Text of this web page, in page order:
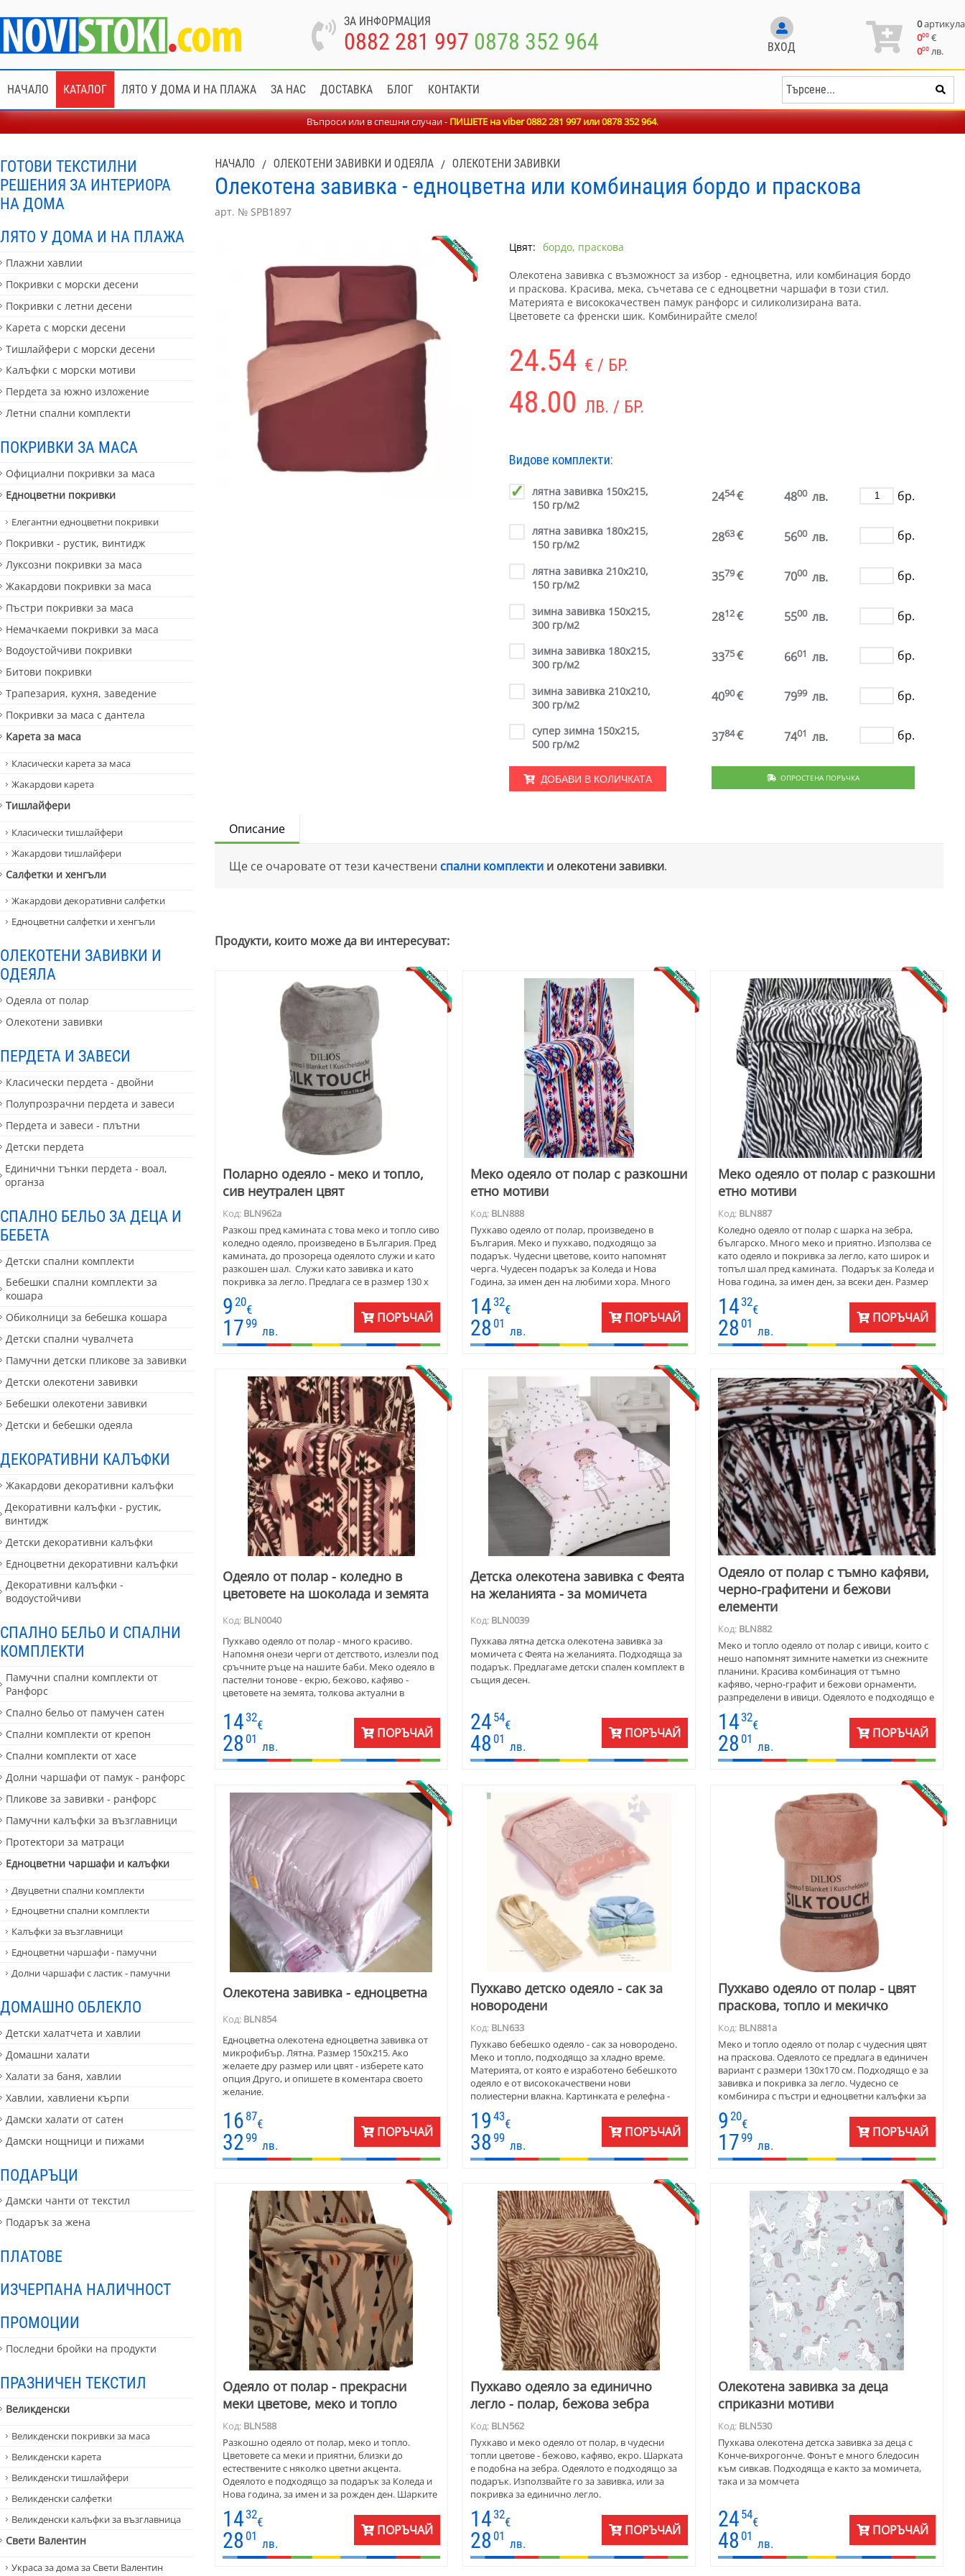
ЗА ИНФОРМАЦИЯ
0882 281 997 0878 352 964 ВХОД
0артикула
000 €
000 лв.
НАЧАЛО КАТАЛОГ ЛЯТО У ДОМА И НА ПЛАЖА ЗА НАС ДОСТАВКА БЛОГ КОНТАКТИ
Въпроси или в спешни случаи -ПИШЕТЕ на viber 0882 281 997 или0878 352 964.
ГОТОВИ ТЕКСТИЛНИ
РЕШЕНИЯ ЗА ИНТЕРИОРА
НА ДОМА
ЛЯТО У ДОМА И НА ПЛАЖА
Плажни хавлии
Покривки с морски десени
Покривки с летни десени
Карета с морски десени
Тишлайфери с морски десени
Калъфки с морски мотиви
Пердета за южно изложение
Летни спални комплекти
ПОКРИВКИ ЗА МАСА
Официални покривки за маса
Едноцветни покривки
Елегантни едноцветни покривки
Покривки - рустик, винтидж
Луксозни покривки за маса
Жакардови покривки за маса
Пъстри покривки за маса
Немачкаеми покривки за маса
Водоустойчиви покривки
Битови покривки
Трапезария, кухня, заведение
Покривки за маса с дантела
Карета за маса
Класически карета за маса
Жакардови карета
Тишлайфери
Класически тишлайфери
Жакардови тишлайфери
Салфетки и хенгъли
Жакардови декоративни салфетки
Едноцветни салфетки и хенгъли
ОЛЕКОТЕНИ ЗАВИВКИ И
ОДЕЯЛА
Одеяла от полар
Олекотени завивки
ПЕРДЕТА И ЗАВЕСИ
Класически пердета - двойни
Полупрозрачни пердета и завеси
Пердета и завеси - плътни
Детски пердета
Единични тънки пердета - воал,
органза
СПАЛНО БЕЛЬО ЗА ДЕЦА И
БЕБЕТА
Детски спални комплекти
Бебешки спални комплекти за
кошара
Обиколници за бебешка кошара
Детски спални чувалчета
Памучни детски пликове за завивки
Детски олекотени завивки
Бебешки олекотени завивки
Детски и бебешки одеяла
ДЕКОРАТИВНИ КАЛЪФКИ
Жакардови декоративни калъфки
Декоративни калъфки - рустик,
винтидж
Детски декоративни калъфки
Едноцветни декоративни калъфки
Декоративни калъфки -
водоустойчиви
СПАЛНО БЕЛЬО И СПАЛНИ
КОМПЛЕКТИ
Памучни спални комплекти от
Ранфорс
Спално бельо от памучен сатен
Спални комплекти от крепон
Спални комплекти от хасе
Долни чаршафи от памук - ранфорс
Пликове за завивки - ранфорс
Памучни калъфки за възглавници
Протектори за матраци
Едноцветни чаршафи и калъфки
Двуцветни спални комплекти
Едноцветни спални комплекти
Калъфки за възглавници
Едноцветни чаршафи - памучни
Долни чаршафи с ластик - памучни
ДОМАШНО ОБЛЕКЛО
Детски халатчета и хавлии
Домашни халати
Халати за баня, хавлии
Хавлии, хавлиени кърпи
Дамски халати от сатен
Дамски нощници и пижами
ПОДАРЪЦИ
Дамски чанти от текстил
Подарък за жена
ПЛАТОВЕ
ИЗЧЕРПАНА НАЛИЧНОСТ
ПРОМОЦИИ
Последни бройки на продукти
ПРАЗНИЧЕН ТЕКСТИЛ
Великденски
Великденски покривки за маса
Великденски карета
Великденски тишлайфери
Великденски салфетки
Великденски калъфки за възглавница
Свети Валентин
Украса за дома за Свети Валентин
НАЧАЛО / ОЛЕКОТЕНИ ЗАВИВКИ И ОДЕЯЛА / ОЛЕКОТЕНИ ЗАВИВКИ
Олекотена завивка - едноцветна или комбинация бордо и праскова
арт. № SPB1897
Цвят: бордо, праскова
Олекотена завивка с възможност за избор - едноцветна, или комбинация бордо
и праскова. Красива, мека, съчетава се с едноцветни чаршафи в този стил.
Материята е висококачествен памук ранфорс и силиколизирана вата.
Цветовете са френски шик. Комбинирайте смело!
24.54 € / БР.
48.00 ЛВ. / БР.
Видове комплекти:
лятна завивка 150х215,
150 гр/м2
2454€ 4800 лв. бр.
лятна завивка 180х215,
150 гр/м2
2863€ 5600 лв. бр.
лятна завивка 210х210,
150 гр/м2
3579€ 7000 лв. бр.
зимна завивка 150х215,
300 гр/м2
2812€ 5500 лв. бр.
зимна завивка 180х215,
300 гр/м2
3375€ 6601 лв. бр.
зимна завивка 210х210,
300 гр/м2
4090€ 7999 лв. бр.
супер зимна 150х215,
500 гр/м2
3784€ 7401 лв. бр.
ДОБАВИ В КОЛИЧКАТА ОПРОСТЕНА ПОРЪЧКА
Описание
Ще се очаровате от тези качествени спални комплектии олекотени завивки.
Продукти, които може да ви интересуват:
Поларно одеяло - меко и топло,
сив неутрален цвят
Код: BLN962a
Разкош пред камината с това меко и топло сиво
коледно одеяло, произведено в България. Пред
камината, до прозореца одеялото служи и като
разкошен шал. Служи като завивка и като
покривка за легло. Предлага се в размер 130 х
170 см
9 20
€
1799
лв.
ПОРЪЧАЙ
Меко одеяло от полар с разкошни
етно мотиви
Код: BLN888
Пухкаво одеяло от полар, произведено в
България. Меко и пухкаво, подходящо за
подарък. Чудесни цветове, които напомнят
черга. Чудесен подарък за Коледа и Нова
Година, за имен ден на любими хора. Много
приятно на допир. Използва се като одеяло и
покривка за легло, като широк и топъл шал
пред камината. Подарък за Коледа и Нова
година, за имен ден, за всеки ден. Размер 150 х
180 см.
14 32
€
28 01
лв.
ПОРЪЧАЙ
Меко одеяло от полар с разкошни
етно мотиви
Код: BLN887
Коледно одеяло от полар с шарка на зебра,
българско. Много меко и приятно. Използва се
като одеяло и покривка за легло, като широк и
топъл шал пред камината. Подарък за Коледа и
Нова година, за имен ден, за всеки ден. Размер
150 х 180 см.
14 32
€
28 01
лв.
ПОРЪЧАЙ
Одеяло от полар - коледно в
цветовете на шоколада и земята
Код: BLN0040
Пухкаво одеяло от полар - много красиво.
Напомня онези черги от детството, излезли под
сръчните ръце на нашите баби. Меко одеяло в
пастелни тонове - екрю, бежово, кафяво -
цветовете на земята, толкова актуални в
14 32
€
28 01
лв.
ПОРЪЧАЙ
Детска олекотена завивка с Феята
на желанията - за момичета
Код: BLN0039
Пухкава лятна детска олекотена завивка за
момичета с Феята на желанията. Подходяща за
подарък. Предлагаме детски спален комплект в
същия десен.
24 54
€
48 01
лв.
ПОРЪЧАЙ
Одеяло от полар с тъмно кафяви,
черно-графитени и бежови
елементи
Код: BLN882
Меко и топло одеяло от полар с ивици, които с
нешо напомнят зимните наметки из снежните
планини. Красива комбинация от тъмно
кафяво, черно-графит и бежови орнаменти,
разпределени в ивици. Одеялото е подходящо е
за завивка и покривка за легло. Размерите са
150 х 180 см.
14 32
€
28 01
лв.
ПОРЪЧАЙ
Олекотена завивка - едноцветна
Код: BLN854
Едноцветна олекотена едноцветна завивка от
микрофибър. Лятна. Размер 150х215. Ако
желаете дру размер или цвят - изберете като
опция Друго, и опишете в коментара своето
желание.
16 87
€
3299
лв.
ПОРЪЧАЙ
Пухкаво детско одеяло - сак за
новородени
Код: BLN633
Пухкаво бебешко одеяло - сак за новородено.
Меко и топло, подходящо за хладно време.
Материята, от която е изработено бебешкото
одеяло е от висококачествени нови
полиестерни влакна. Картинката е релефна -
– одеяло се предлага в различни цветове.
Подходящ за изписване от родилен дом, за
бебешкото столче или количка.
19 43
€
38 99
лв.
ПОРЪЧАЙ
Пухкаво одеяло от полар - цвят
праскова, топло и мекичко
Код: BLN881a
Меко и топло одеяло от полар с чудесния цвят
на праскова. Одеялото се предлага в единичен
вариант с размери 130х170 см. Подходящо е за
завивка и покривка за легло. Чудесно се
комбинира с пъстри и едноцветни калъфки за
9 20
€
1799
лв.
ПОРЪЧАЙ
Одеяло от полар - прекрасни
меки цветове, меко и топло
Код: BLN588
Разкошно одеяло от полар, меко и топло.
Цветовете са меки и приятни, близки до
естествените с няколко цветни акцента.
Одеялото е подходящо за подарък за Коледа и
Нова година, за имен и за рожден ден. Шарките
наподобяват мотивите по старите, ръчно
тъкани черги и покривала.
14 32
€
28 01
лв.
ПОРЪЧАЙ
Пухкаво одеяло за единично
легло - полар, бежова зебра
Код: BLN562
Пухкаво и меко одеяло от полар, в чудесни
топли цветове - бежово, кафяво, екро. Шарката
е подобна на зебра. Одеялото е подходящо за
подарък. Използвайте го за завивка, или за
покривка за единично легло.
14 32
€
28 01
лв.
ПОРЪЧАЙ
Олекотена завивка за деца
сприказни мотиви
Код: BLN530
Пухкава олекотена детска завивка за деца с
Конче-вихрогонче. Фонът е много бледосин
към сивкав. Подходяща е както за момичета,
така и за момчета
24 54
€
48 01
лв.
ПОРЪЧАЙ